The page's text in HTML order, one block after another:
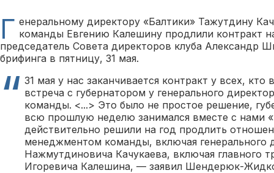
Г енеральному директору «Балтики» Тажутдину
команды Евгению Калешину продлили контракт
председатель Совета директоров клуба Александр
брифинга в пятницу, 31 мая.
31 мая у нас заканчивается контракт у всех, кто
встреча с губернатором у генерального
команды. <...> Это было не простое решение,
всю прошлую неделю занимался вместе с нами
действительно решили на год продлить
менеджментом команды, включая генерального
Нажмутдиновича Качукаева, включая главного
Игоревича Калешина, — заявил Шендерюк-